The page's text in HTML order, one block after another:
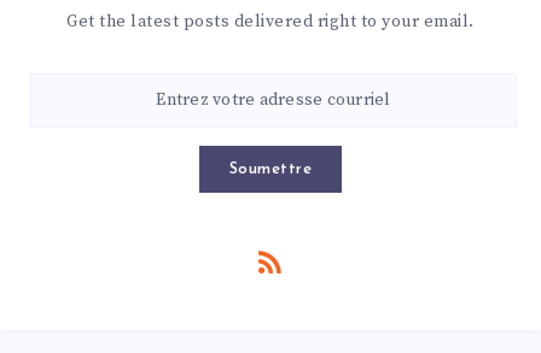
Get the latest posts delivered right to your email.
Soumettre